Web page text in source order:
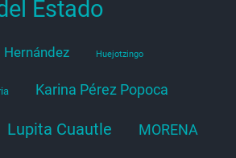
Estado
Hernández Huejotzingo
Karina Pérez Popoca
Lupita Cuautle MORENA